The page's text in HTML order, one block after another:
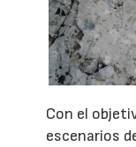
Con el
escenarios